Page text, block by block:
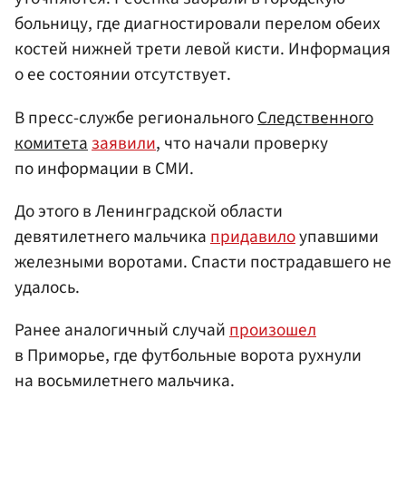
больницу, где диагностировали перелом обеих
костей нижней трети левой кисти. Информация
о ее состоянии отсутствует.
В пресс-службе региональногоСледственного
комитета заявили, что начали проверку
по информации в СМИ.
До этого в Ленинградской области
девятилетнего мальчикапридавилоупавшими
железными воротами. Спасти пострадавшего не
удалось.
Ранее аналогичный случайпроизошел
в Приморье, где футбольные ворота рухнули
на восьмилетнего мальчика.